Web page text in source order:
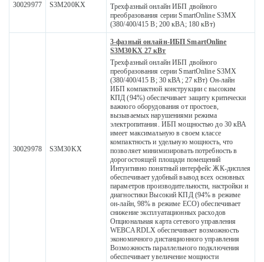
30029977 S3M200KX
Трехфазный онлайн ИБП двойного
преобразования серии SmartOnline S3MX
(380/400/415 В; 200 кВА; 180 кВт)
30029978 S3M30KX
3-фазный онлайн-ИБП SmartOnline
S3M30KX 27 кВт
Трехфазный онлайн ИБП двойного
преобразования серии SmartOnline S3MX
(380/400/415 В; 30 кВА; 27 кВт) Он-лайн
ИБП компактной конструкции с высоким
КПД (94%) обеспечивает защиту критически
важного оборудования от простоев,
вызываемых нарушениями режима
электропитания. ИБП мощностью до 30 кВА
имеет максимальную в своем классе
компактность и удельную мощность, что
позволяет минимизировать потребность в
дорогостоящей площади помещений
Интуитивно понятный интерфейс ЖК-дисплея
обеспечивает удобный вывод всех основных
параметров производительности, настройки и
диагностики Высокий КПД (94% в режиме
он-лайн, 98% в режиме ECO) обеспечивает
снижение эксплуатационных расходов
Опциональная карта сетевого управления
WEBCARDLX обеспечивает возможность
экономичного дистанционного управления
Возможность параллельного подключения
обеспечивает увеличение мощности